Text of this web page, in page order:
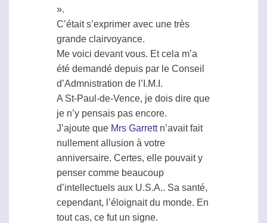
».
C’était s’exprimer avec une très
grande clairvoyance.
Me voici devant vous. Et cela m’a
été demandé depuis par le Conseil
d’Admnistration de l’I.M.I.
A St-Paul-de-Vence, je dois dire que
je n’y pensais pas encore.
J’ajoute que Mrs Garrettn’avait fait
nullement allusion à votre
anniversaire. Certes, elle pouvait y
penser comme beaucoup
d’intellectuels aux U.S.A.. Sa santé,
cependant, l’éloignait du monde. En
tout cas, ce fut un signe.